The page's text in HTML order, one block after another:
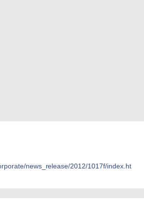
news_release/2012/1017f/index.ht